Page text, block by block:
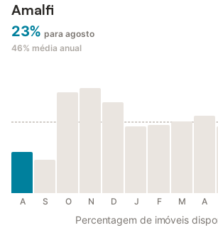
Amalfi
23% para agosto
46% média anual
A S O N D J F M A
Percentagem de imóveis